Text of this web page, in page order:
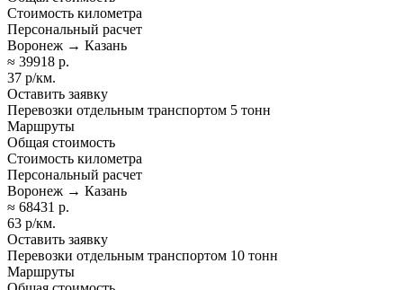
Стоимость километра
Персональный расчет
Воронеж → Казань
≈ 39918 р.
37 р/км.
Оставить заявку
Перевозки отдельным транспортом 5 тонн
Маршруты
Общая стоимость
Стоимость километра
Персональный расчет
Воронеж → Казань
≈ 68431 р.
63 р/км.
Оставить заявку
Перевозки отдельным транспортом 10 тонн
Маршруты